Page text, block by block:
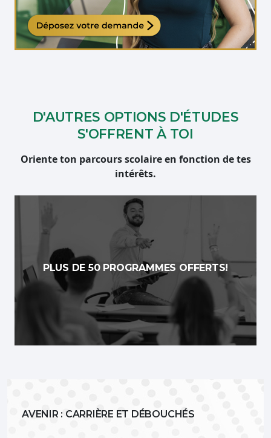
D'AUTRES OPTIONS D'ÉTUDES
S'OFFRENT À TOI
Oriente ton parcours scolaire en fonction de tes
intérêts.
PLUS DE 50 PROGRAMMES OFFERTS!
AVENIR : CARRIÈRE ET DÉBOUCHÉS